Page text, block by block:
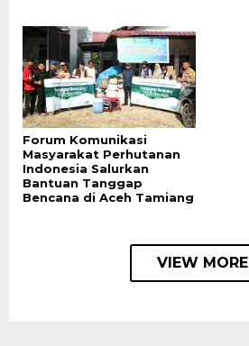
Forum Komunikasi
Masyarakat Perhutanan
Indonesia Salurkan
Bantuan Tanggap
Bencana di Aceh Tamiang
VIEW MORE